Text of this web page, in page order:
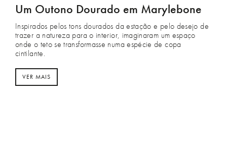
Um Outono Dourado em Marylebone
Inspirados pelos tons dourados da estação e pelo desejo de
trazer a natureza para o interior, imaginaram um espaço
onde o teto se transformasse numa espécie de copa
cintilante.
VER MAIS